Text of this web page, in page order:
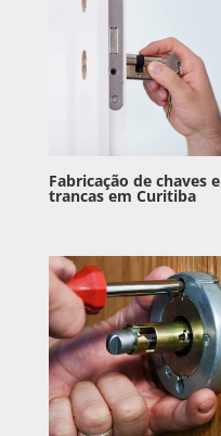
Fabricação de chaves e
trancas em Curitiba